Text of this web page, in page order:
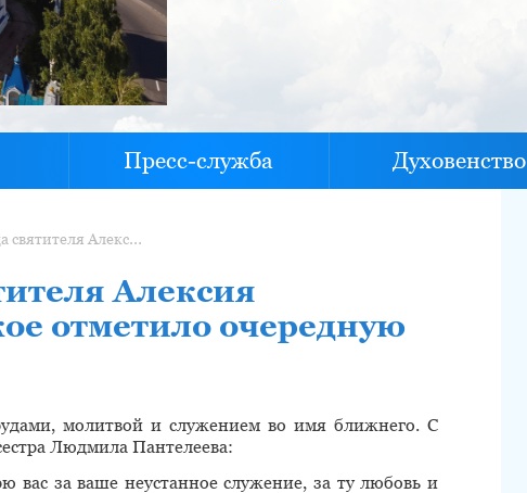
Пресс-служба Духовенство
Сестричество прихода святителя Алексия Московского п. Алексеевское отметило очередную годовщину
Алексия
отметило очередную
молитвой и служением во имя ближнего. С
Людмила Пантелеева:
вас за ваше неустанное служение, за ту любовь и